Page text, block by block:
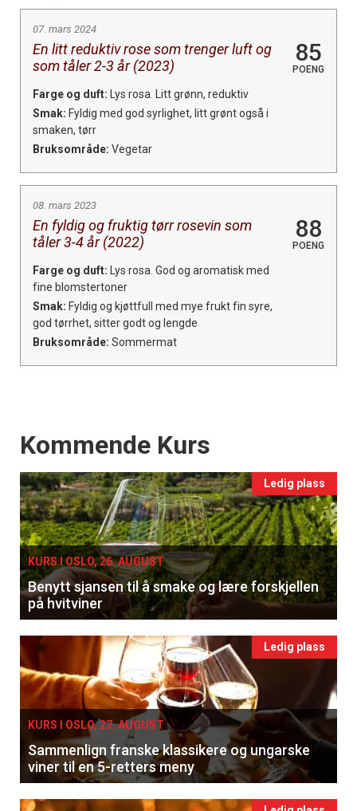
07. mars 2024
En litt reduktiv rose som trenger luft og
som tåler 2-3 år (2023)
85
POENG
Farge og duft: Lys rosa. Litt grønn, reduktiv
Smak: Fyldig med god syrlighet, litt grønt også i
smaken, tørr
Bruksområde: Vegetar
08. mars 2023
En fyldig og fruktig tørr rosevin som
tåler 3-4 år (2022)
88
POENG
Farge og duft: Lys rosa. God og aromatisk med
fine blomstertoner
Smak: Fyldig og kjøttfull med mye frukt fin syre,
god tørrhet, sitter godt og lengde
Bruksområde: Sommermat
Events
Kommende Kurs
Ledig plass
KURS I OSLO, 26. AUGUST
Benytt sjansen til å smake og lære forskjellen
på hvitviner
Ledig plass
KURS I OSLO, 27. AUGUST
Sammenlign franske klassikere og ungarske
viner til en 5-retters meny